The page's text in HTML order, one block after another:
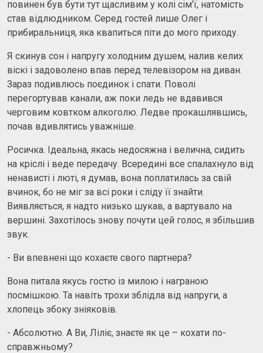
повинен був бути тут щасливим у колі сім’ї, натомість
став відлюдником. Серед гостей лише Олег і
прибиральниця, яка квапиться піти до мого приходу.
Я скинув сон і напругу холодним душем, налив келих
віскі і задоволено впав перед телевізором на диван.
Зараз подивлюсь поєдинок і спати. Поволі
перегортував канали, аж поки ледь не вдавився
черговим ковтком алкоголю. Ледве прокашлявшись,
почав вдивлятись уважніше.
Росичка. Ідеальна, якась недосяжна і велична, сидить
на кріслі і веде передачу. Всередині все спалахнуло від
ненависті і люті, я думав, вона поплатилась за свій
вчинок, бо не міг за всі роки і сліду її знайти.
Виявляється, я надто низько шукав, а вартувало на
вершині. Захотілось знову почути цей голос, я збільшив
звук.
- Ви впевнені що кохаєте свого партнера?
Вона питала якусь гостю із милою і награною
посмішкою. Та навіть трохи зблідла від напруги, а
хлопець збоку зніяковів.
- Абсолютно. А Ви, Ліліє, знаєте як це – кохати по-
справжньому?